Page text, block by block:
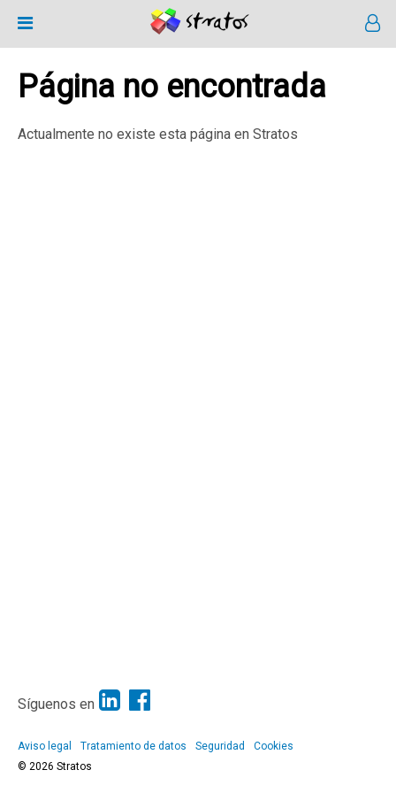
Página no encontrada
Actualmente no existe esta página en Stratos
Síguenos en
Aviso legal Tratamiento de datos Seguridad
Cookies
© 2026 Stratos